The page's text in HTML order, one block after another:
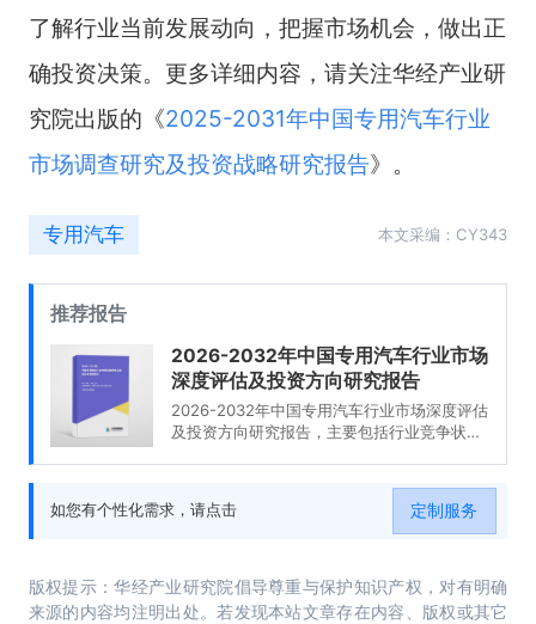
了解行业当前发展动向，把握市场机会，做出正
确投资决策。更多详细内容，请关注华经产业研
究院出版的《2025-2031年中国专用汽车行业
市场调查研究及投资战略研究报告》。
专用汽车 本文采编：CY343
推荐报告
2026-2032年中国专用汽车行业市场
深度评估及投资方向研究报告
2026-2032年中国专用汽车行业市场深度评估
及投资方向研究报告，主要包括行业竞争状况
如您有个性化需求，请点击 定制服务
版权提示：华经产业研究院倡导尊重与保护知识产权，对有明确
来源的内容均注明出处。若发现本站文章存在内容、版权或其它